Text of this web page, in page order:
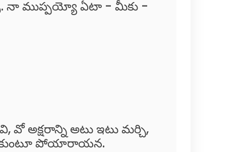
నా ముప్పయ్యో ఏటా - మీకు -
వో అక్షరాన్ని అటు ఇటు మర్చి,
పోయారాయన.